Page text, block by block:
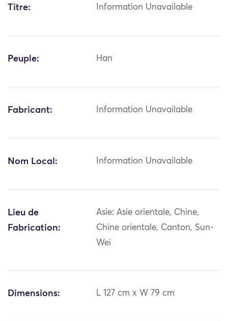
Titre: Information Unavailable
Peuple: Han
Fabricant: Information Unavailable
Nom Local: Information Unavailable
Lieu de
Fabrication:
Asie: Asie orientale, Chine,
Chine orientale, Canton, Sun-
Wei
Dimensions: L 127 cm x W 79 cm